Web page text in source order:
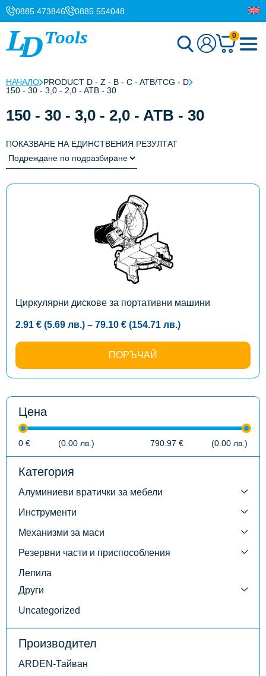
0885 473846 0885 554048
0
НАЧАЛО PRODUCT D - Z - B - C - ATB/TCG - D
150 - 30 - 3,0 - 2,0 - ATB - 30
150 - 30 - 3,0 - 2,0 - ATB - 30
ПОКАЗВАНЕ НА ЕДИНСТВЕНИЯ РЕЗУЛТАТ
Циркулярни дискове за портативни машини
2.91 € (5.69 лв.) – 79.10 € (154.71 лв.)Price
2.91 €
through
79.10 €
лв.)
ПОРЪЧАЙ
the
product
page
Цена
0 € (0.00 лв. ) 790.97 € (0.00 лв. )
Категория
Алуминиеви вратички за мебели
Инструменти
Механизми за маси
Резервни части и приспособления
Лепила
Други
Uncategorized
Производител
ARDEN-Тайван